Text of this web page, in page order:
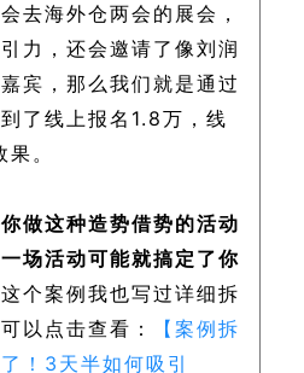
去海外仓两会的展会，
力，还会邀请了像刘润
宾，那么我们就是通过
了线上报名1.8万，线
。
做这种造势借势的活动
场活动可能就搞定了你
个案例我也写过详细拆
以点击查看：
【案例拆
！3天半如何吸引